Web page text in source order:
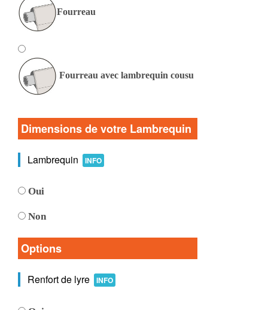
Fourreau
Fourreau avec lambrequin cousu
Dimensions de votre Lambrequin
Lambrequin INFO
Oui
Non
Options
Renfort de lyre INFO